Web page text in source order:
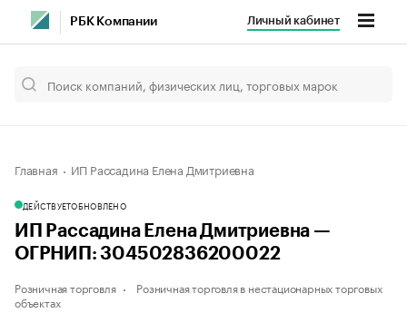
РБК Компании Личный кабинет
Главная ИП Рассадина Елена Дмитриевна
ДЕЙСТВУЕТОБНОВЛЕНО
ИП Рассадина Елена Дмитриевна —
ОГРНИП: 304502836200022
Розничная торговля
Розничная торговля в нестационарных торговых
объектах